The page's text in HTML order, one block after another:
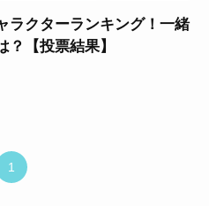
ラクターランキング！一緒
【投票結果】
1